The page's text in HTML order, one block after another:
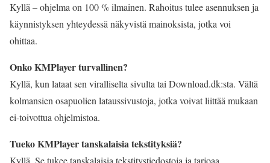
Kyllä – ohjelma on 100 % ilmainen. Rahoitus tulee asennuksen ja
käynnistyksen yhteydessä näkyvistä mainoksista, jotka voi
ohittaa.
Onko KMPlayer turvallinen?
Kyllä, kun lataat sen viralliselta sivulta tai Download.dk:sta. Vältä
kolmansien osapuolien lataussivustoja, jotka voivat liittää mukaan
ei-toivottua ohjelmistoa.
Tueko KMPlayer tanskalaisia tekstityksiä?
Kyllä. Se tukee tanskalaisia tekstitystiedostoja ja tarjoaa